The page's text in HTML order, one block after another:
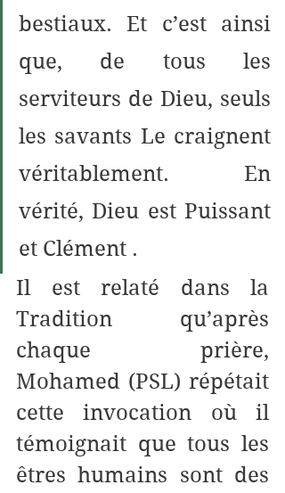
bestiaux. Et c’est ainsi
que, de tous les
serviteurs de Dieu, seuls
les savants Le craignent
véritablement. En
vérité, Dieu est Puissant
et Clément .
Il est relaté dans la
Tradition qu’après
chaque prière,
Mohamed (PSL) répétait
cette invocation où il
témoignait que tous les
êtres humains sont des